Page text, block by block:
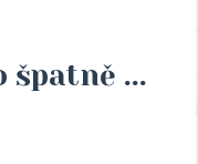
špatně ...